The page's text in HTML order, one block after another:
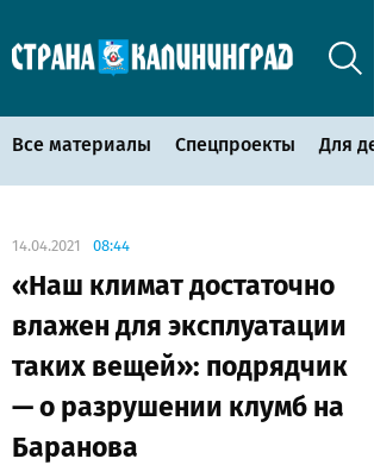
Все материалы Спецпроекты Для
14.04.2021 08:44
«Наш климат достаточно
влажен для эксплуатации
таких вещей»: подрядчик
— о разрушении клумб на
Баранова